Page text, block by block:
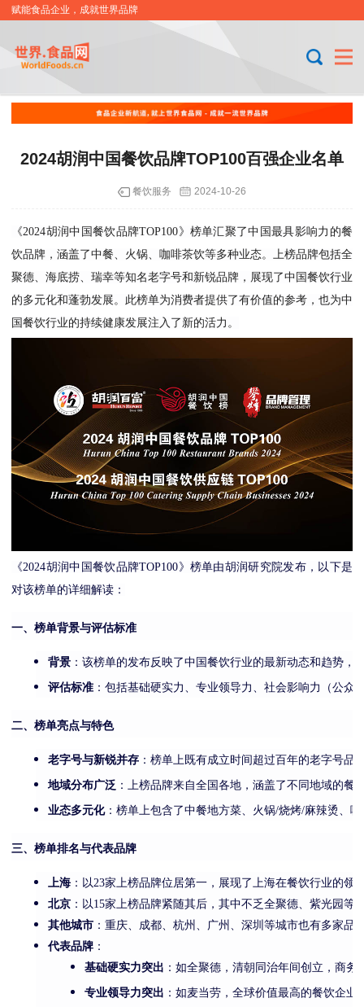
赋能食品企业，成就世界品牌
2024胡润中国餐饮品牌TOP100百强企业名单
餐饮服务 2024-10-26
《2024胡润中国餐饮品牌TOP100》榜单汇聚了中国最具影响力的餐
饮品牌，涵盖了中餐、火锅、咖啡茶饮等多种业态。上榜品牌包括全
聚德、海底捞、瑞幸等知名老字号和新锐品牌，展现了中国餐饮行业
的多元化和蓬勃发展。此榜单为消费者提供了有价值的参考，也为中
国餐饮行业的持续健康发展注入了新的活力。
《2024胡润中国餐饮品牌TOP100》榜单由胡润研究院发布，以下是
对该榜单的详细解读：
一、榜单背景与评估标准
背景 ：该榜单的发布反映了中国餐饮行业的最新动态和趋势
评估标准 ：包括基础硬实力、专业领导力、社会影响力（公
二、榜单亮点与特色
老字号与新锐并存 ：榜单上既有成立时间超过百年的老字号
地域分布广泛 ：上榜品牌来自全国各地，涵盖了不同地域的餐
业态多元化：榜单上包含了中餐地方菜、火锅/烧烤/麻辣烫、
三、榜单排名与代表品牌
上海 ：以23家上榜品牌位居第一，展现了上海在餐饮行业的领
北京 ：以15家上榜品牌紧随其后，其中不乏全聚德、紫光园等
其他城市 ：重庆、成都、杭州、广州、深圳等城市也有多家
代表品牌 ：
基础硬实力突出 ：如全聚德，清朝同治年间创立，商
专业领导力突出 ：如麦当劳，全球价值最高的餐饮企